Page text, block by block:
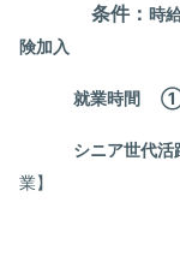
条件： 時
険加入
就業時間
シニア世代活
業】